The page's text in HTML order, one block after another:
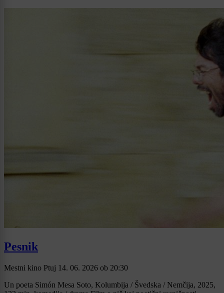
Pesnik
Mestni kino Ptuj 14. 06. 2026 ob 20:30
Un poeta Simón Mesa Soto, Kolumbija / Švedska / Nemčija, 2025,